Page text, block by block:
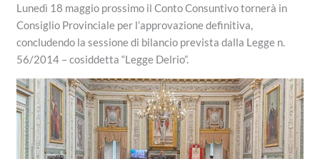
Lunedì 18 maggio prossimo il Conto Consuntivo tornerà in
Consiglio Provinciale per l’approvazione definitiva,
concludendo la sessione di bilancio prevista dalla Legge n.
56/2014 – cosiddetta “Legge Delrio”.